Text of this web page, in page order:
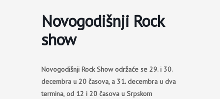
Novogodišnji Rock
show
Novogodišnji Rock Show održaće se 29. i 30.
decembra u 20 časova, a 31. decembra u dva
termina, od 12 i 20 časova u Srpskom